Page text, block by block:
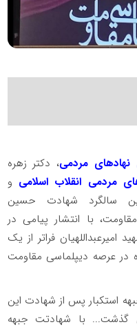
نهادهای مردمی، دکتر زهره
مردمی انقلاب اسلامی و
سالگرد شهادت حسین
با انتشار پیامی در
فراتر از یک
عرصه دیپلماسی مقاومت
استکبار پس از شهادت این
گذشت... با شهادتت جبهه